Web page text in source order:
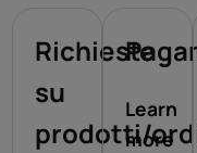
Richieste
su
prodotti/
Learn
more